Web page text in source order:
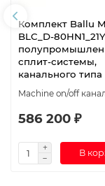
Комплект Ballu
BLC_D-80HN1_21Y
сплит-системы,
канального типа
Machine on/off
586 200 ₽
В